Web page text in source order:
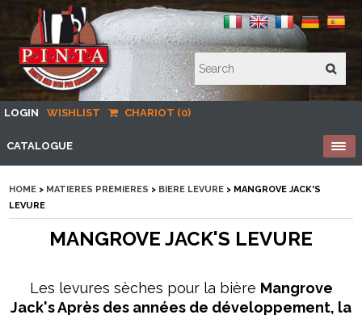
LOGIN WISHLIST CHARIOT (0)
CATALOGUE
HOME > MATIERES PREMIERES > BIERE LEVURE > MANGROVE JACK'S
LEVURE
MANGROVE JACK'S LEVURE
Les levures sèches pour la bière Mangrove
Jack'sAprès des années de développement, la